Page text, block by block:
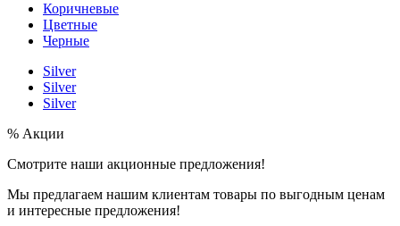
Коричневые
Цветные
Черные
Silver
Silver
Silver
% Акции
Смотрите наши акционные предложения!
Мы предлагаем нашим клиентам товары по выгодным ценам
и интересные предложения!